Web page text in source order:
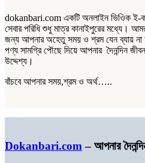
dokanbari.com একটি অনলাইন ভিওিক ই-
সেবার পরিধি শুধু মাত্র কানাইপুরের মধ্যে।
জন্য আপনার অহেতু সময় ও শ্রম যেন ব্যায়
পণ্য সামগ্রি পৌছে দিয়ে আপনার দৈনন্দিন
উদ্দেশ্য।
বাঁচবে আপনার সময়,শ্রম ও অর্থ…..
Dokanbari.com – আপনার